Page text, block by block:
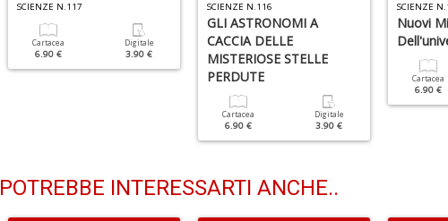
SCIENZE N.117
Cartacea
6.90 €
Digitale
3.90 €
SCIENZE N.116
GLI ASTRONOMI A
CACCIA DELLE
MISTERIOSE STELLE
PERDUTE
Cartacea
6.90 €
Digitale
3.90 €
SCIENZE
Nuovi
Cartacea
6.90 €
POTREBBE INTERESSARTI ANCHE..